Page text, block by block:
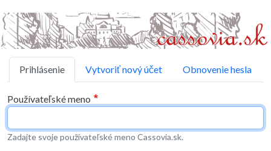
Primárne karty
Prihlásenie Vytvoriť nový účet Obnovenie hesla
Používateľské meno
Zadajte svoje používateľské meno Cassovia.sk.